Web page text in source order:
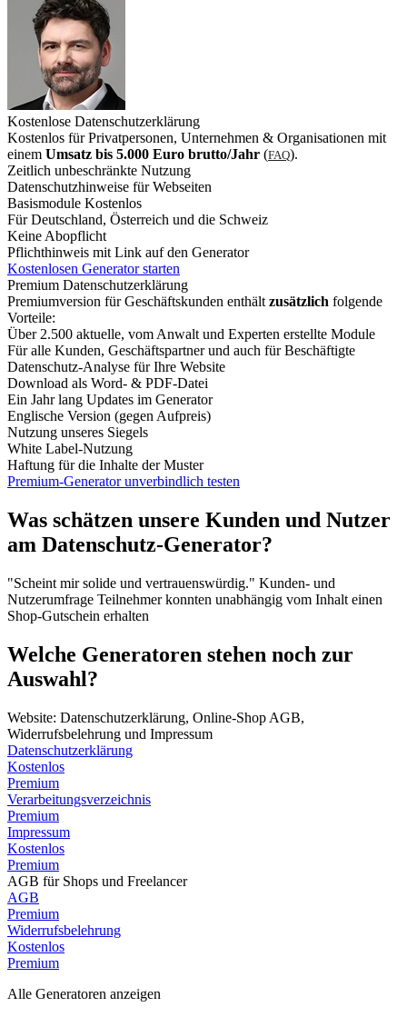
Kostenlose Datenschutzerklärung
Kostenlos für Privatpersonen, Unternehmen & Organisationen mit
einem Umsatz bis 5.000 Euro brutto/Jahr (FAQ).
Zeitlich unbeschränkte Nutzung
Datenschutzhinweise für Webseiten
Basismodule Kostenlos
Für Deutschland, Österreich und die Schweiz
Keine Abopflicht
Pflichthinweis mit Link auf den Generator
Kostenlosen Generator starten
Premium Datenschutzerklärung
Premiumversion für Geschäftskunden enthält zusätzlich folgende
Vorteile:
Über 2.500 aktuelle, vom Anwalt und Experten erstellte Module
Für alle Kunden, Geschäftspartner und auch für Beschäftigte
Datenschutz-Analyse für Ihre Website
Download als Word- & PDF-Datei
Ein Jahr lang Updates im Generator
Englische Version (gegen Aufpreis)
Nutzung unseres Siegels
White Label-Nutzung
Haftung für die Inhalte der Muster
Premium-Generator unverbindlich testen
Was schätzen unsere Kunden und Nutzer
am Datenschutz-Generator?
"Scheint mir solide und vertrauenswürdig." Kunden- und
Nutzerumfrage Teilnehmer konnten unabhängig vom Inhalt einen
Shop-Gutschein erhalten
Welche Generatoren stehen noch zur
Auswahl?
Website: Datenschutzerklärung, Online-Shop AGB,
Widerrufsbelehrung und Impressum
Datenschutzerklärung
Kostenlos
Premium
Verarbeitungsverzeichnis
Premium
Impressum
Kostenlos
Premium
AGB für Shops und Freelancer
AGB
Premium
Widerrufsbelehrung
Kostenlos
Premium
Alle Generatoren anzeigen